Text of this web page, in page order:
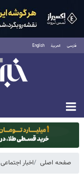
فارسی العربية English
یکشنبه ۱۸ مرداد ۱۴۰۵
صفحه اصلی اخبار اجتماعی